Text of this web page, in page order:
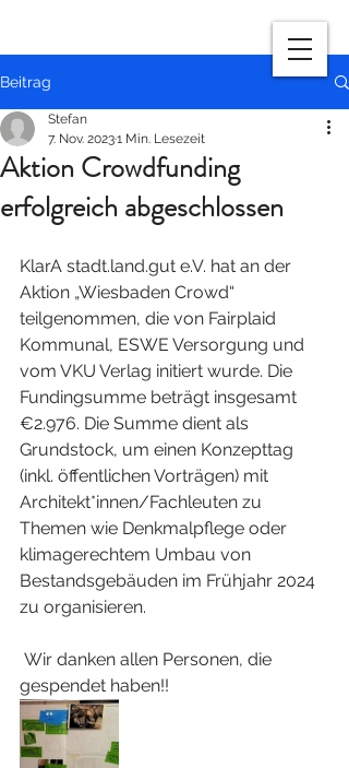
Beitrag
Aktion Crowdfunding
erfolgreich abgeschlossen
Stefan
7. Nov. 20231 Min. Lesezeit
KlarA stadt.land.gut e.V. hat an der
Aktion „Wiesbaden Crowd“
teilgenommen, die von Fairplaid
Kommunal, ESWE Versorgung und
vom VKU Verlag initiert wurde. Die
Fundingsumme beträgt insgesamt
€2.976. Die Summe dient als
Grundstock, um einen Konzepttag
(inkl. öffentlichen Vorträgen) mit
Architekt*innen/Fachleuten zu
Themen wie Denkmalpflege oder
klimagerechtem Umbau von
Bestandsgebäuden im Frühjahr 2024
zu organisieren.
gespendet haben!!